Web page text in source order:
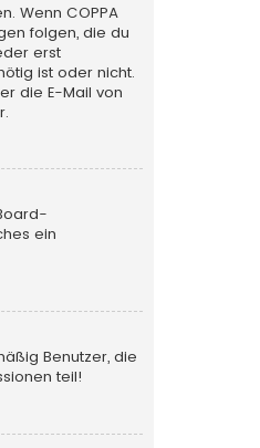
Wenn COPPA
folgen, die du
erst
ist oder nicht.
die E-Mail von
ein
Benutzer, die
teil!